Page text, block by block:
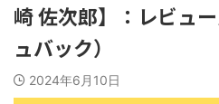
崎 佐次郎】：レビュ
ュバック）
2024年6月10日